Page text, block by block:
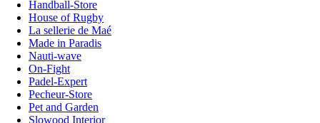
Handball-Store
House of Rugby
La sellerie de Maé
Made in Paradis
Nauti-wave
On-Fight
Padel-Expert
Pecheur-Store
Pet and Garden
Slowood Interior